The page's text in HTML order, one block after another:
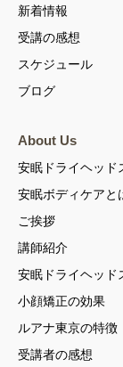
新着情報
受講の感想
スケジュール
ブログ
About Us
安眠ドライヘッド
安眠ボディケアと
ご挨拶
講師紹介
安眠ドライヘッド
小顔矯正の効果
ルアナ東京の特徴
受講者の感想